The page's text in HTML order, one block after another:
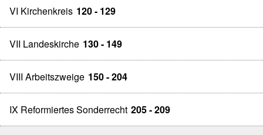
VI Kirchenkreis 120 - 129
VII Landeskirche 130 - 149
VIII Arbeitszweige 150 - 204
IX Reformiertes Sonderrecht 205 - 209